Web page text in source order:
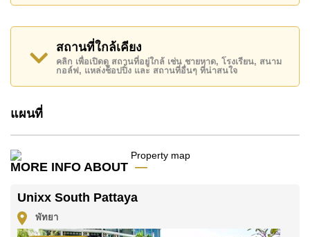
ไปชายหาดได้ง่าย, ไกล้เคียงรถประจำทาง , พิพิธภัณฑ์
ตุ๊กตาหมี, ถนนคนเดิน , เอเชีย 9 หลุม กอล์ฟ , โรง
พยาบาลเมืองพัทยา, โรงพยาบาลพัทยาอินเตอร์เนชั่นแนล
อสังหาริมทรัพย์นี้มีไว้สำหรับขายในราคา ฿ 2,950,000
บาท คิดเป็น ฿ 84,286 บาทต่อตารางเมตร และยังมีให้เช่า
ในราคา ฿ 15,000 บาท
มัดจำ 2 เดือน ก่อนเข้าอยู่อาศัย
ไทย
ค้นพบโอกาสในการทำให้ที่อยู่อาศัยนี้เป็นบ้านในฝันของ
สถานที่ใกล้เคียง
คลิก เพื่อเปิดดู สถานที่อยู่ใกล้ เช่น ชายหาด, โรงเรียน, สนาม
กอล์ฟ, แหล่งช็อปปิ้ง และ สถานที่อื่นๆ ที่น่าสนใจ
แผนที่
MORE INFO ABOUT
Unixx South Pattaya
พัทยา